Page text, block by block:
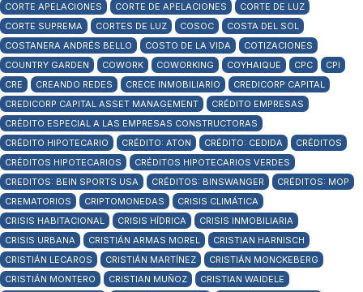
CORTE APELACIONES
CORTE DE APELACIONES
CORTE DE LUZ
CORTE SUPREMA
CORTES DE LUZ COSOC
COSTA DEL SOL
COSTANERA ANDRÉS BELLO
COSTO DE LA VIDA
COTIZACIONES
COUNTRY GARDEN
COWORK COWORKING COYHAIQUE CPC
CPI
CRE
CREANDO REDES CRECE INMOBILIARIO
CREDICORP CAPITAL
CREDICORP CAPITAL ASSET MANAGEMENT
CRÉDITO EMPRESAS
CRÉDITO ESPECIAL A LAS EMPRESAS CONSTRUCTORAS
CRÉDITO HIPOTECARIO
CRÉDITO: ATON CRÉDITO: CEDIDA
CRÉDITOS
CRÉDITOS HIPOTECARIOS
CRÉDITOS HIPOTECARIOS VERDES
CREDITOS: BEIN SPORTS USA
CRÉDITOS: BINSWANGER
CRÉDITOS: MOP
CREMATORIOS
CRIPTOMONEDAS
CRISIS CLIMÁTICA
CRISIS HABITACIONAL
CRISIS HÍDRICA
CRISIS INMOBILIARIA
CRISIS URBANA
CRISTIÁN ARMAS MOREL
CRISTIAN HARNISCH
CRISTIÁN LECAROS
CRISTIÁN MARTÍNEZ
CRISTIÁN MONCKEBERG
CRISTIÁN MONTERO
CRISTIAN MUÑOZ
CRISTIAN WAIDELE